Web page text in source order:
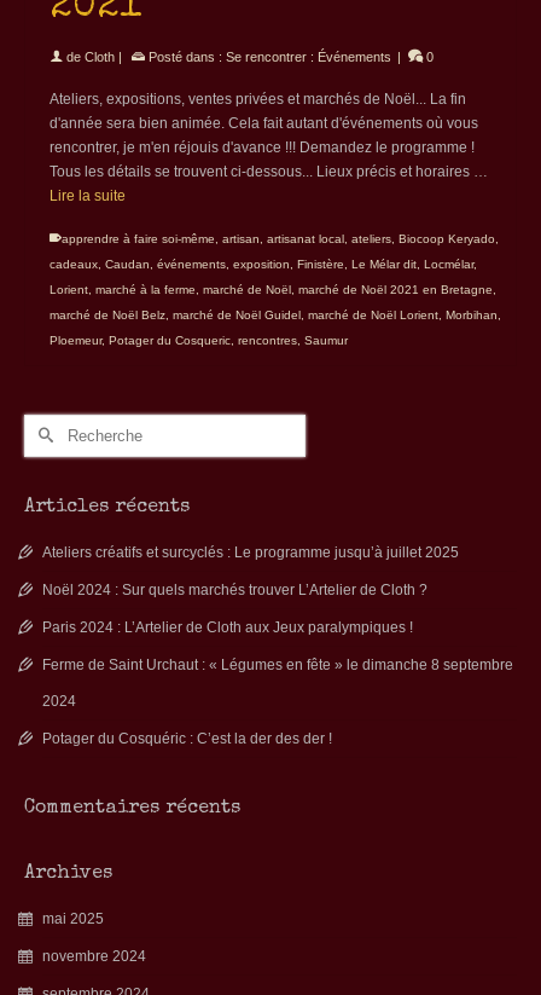
de Cloth | Posté dans : Se rencontrer : Événements | 0
Ateliers, expositions, ventes privées et marchés de Noël... La fin
d'année sera bien animée. Cela fait autant d'événements où vous
rencontrer, je m'en réjouis d'avance !!! Demandez le programme !
Tous les détails se trouvent ci-dessous... Lieux précis et horaires …
Lire la suite
apprendre à faire soi-même artisan artisanat local ateliers Biocoop Keryado
cadeaux Caudan événements exposition Finistère Le Mélar dit Locmélar,
Lorient marché à la ferme marché de Noël marché de Noël 2021 en Bretagne
marché de Noël Belz marché de Noël Guidel marché de Noël Lorient Morbihan
Ploemeur, Potager du Cosqueric rencontres Saumur
Rechercher :
Articles récents
Ateliers créatifs et surcyclés : Le programme jusqu’à juillet 2025
Noël 2024 : Sur quels marchés trouver L’Artelier de Cloth ?
Paris 2024 : L’Artelier de Cloth aux Jeux paralympiques !
Ferme de Saint Urchaut : « Légumes en fête » le dimanche 8 septembre
2024
Potager du Cosquéric : C’est la der des der !
Commentaires récents
Archives
mai 2025
novembre 2024